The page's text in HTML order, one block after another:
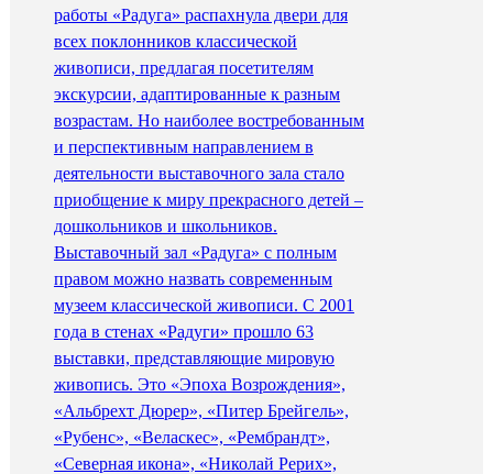
работы «Радуга» распахнула двери для
всех поклонников классической
живописи, предлагая посетителям
экскурсии, адаптированные к разным
возрастам. Но наиболее востребованным
и перспективным направлением в
деятельности выставочного зала стало
приобщение к миру прекрасного детей –
дошкольников и школьников.
Выставочный зал «Радуга» с полным
правом можно назвать современным
музеем классической живописи. С 2001
года в стенах «Радуги» прошло 63
выставки, представляющие мировую
живопись. Это «Эпоха Возрождения»,
«Альбрехт Дюрер», «Питер Брейгель»,
«Рубенс», «Веласкес», «Рембрандт»,
«Северная икона», «Николай Рерих»,